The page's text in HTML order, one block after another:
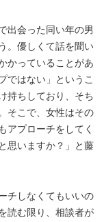
出会った同い年の男
。優しくて話を聞い
かっていることがあ
ではない」というこ
持ちしており、そち
そこで、女性はその
アプローチをしてく
思いますか？」と藤
チしなくてもいいの
読む限り、相談者が